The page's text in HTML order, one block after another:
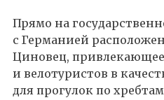
Прямо на
с Германией
Циновец,
и велотуристов в
для прогулок по